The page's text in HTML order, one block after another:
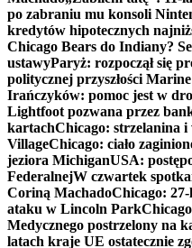
po zabraniu mu konsoli
kredytów hipotecznych
Chicago Bears do Indiany?
ustawyParyż: rozpoczął się
politycznej przyszłości
Irańczyków: pomoc jest w
Lightfoot pozwana przez
kartachChicago: strzelanina
VillageChicago: ciało
jeziora MichiganUSA:
FederalnejW czwartek
Coriną MachadoChicago:
ataku w Lincoln Park
Medycznego postrzelony na
latach kraje UE ostatecznie